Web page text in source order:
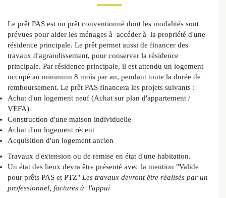
Le prêt PAS est un prêt conventionné dont les modalités sont
prévues pour aider les ménages à accéder à la propriété d'une
résidence principale. Le prêt permet aussi de financer des
travaux d'agrandissement, pour conserver la résidence
principale. Par résidence principale, il est attendu un logement
occupé au minimum 8 mois par an, pendant toute la durée de
remboursement. Le prêt PAS financera les projets suivants :
Achat d'un logement neuf (Achat sur plan d'appartement /
VEFA)
Construction d'une maison individuelle
Achat d'un logement récent
Acquisition d'un logement ancien
Travaux d'extension ou de remise en état d'une habitation.
Un état des lieux devra être présenté avec la mention "Valide
pour prêts PAS et PTZ" Les travaux devront être réalisés par un
professionnel, factures à l'appui